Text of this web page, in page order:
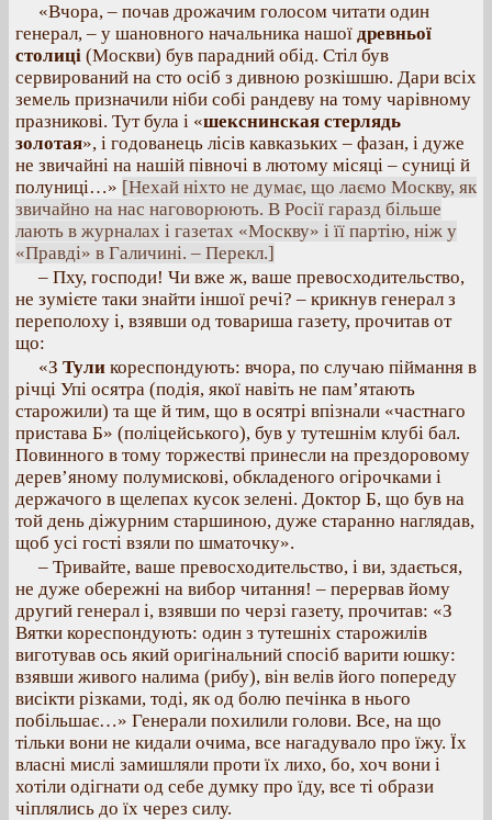
«Вчора, – почав дрожачим голосом читати один
генерал, – у шановного начальника нашої древньої
столиці (Москви) був парадний обід. Стіл був
сервирований на сто осіб з дивною розкішшю. Дари всіх
земель призначили ніби собі рандеву на тому чарівному
празникові. Тут була і «шекснинская стерлядь
золотая», і годованець лісів кавказьких – фазан, і дуже
не звичайні на нашій півночі в лютому місяці – суниці й
полуниці…» [Нехай ніхто не думає, що лаємо Москву, як
звичайно на нас наговорюють. В Росії гаразд більше
лають в журналах і газетах «Москву» і її партію, ніж у
«Правді» в Галичині. – Перекл.]
– Пху, господи! Чи вже ж, ваше превосходительство,
не зумієте таки знайти іншої речі? – крикнув генерал з
переполоху і, взявши од товариша газету, прочитав от
що:
«З Тули кореспондують: вчора, по случаю піймання в
річці Упі осятра (подія, якої навіть не пам’ятають
старожили) та ще й тим, що в осятрі впізнали «частнаго
пристава Б» (поліцейського), був у тутешнім клубі бал.
Повинного в тому торжестві принесли на прездоровому
дерев’яному полумискові, обкладеного огірочками і
держачого в щелепах кусок зелені. Доктор Б, що був на
той день діжурним старшиною, дуже старанно наглядав,
щоб усі гості взяли по шматочку».
– Тривайте, ваше превосходительство, і ви, здається,
не дуже обережні на вибор читання! – перервав йому
другий генерал і, взявши по черзі газету, прочитав: «З
Вятки кореспондують: один з тутешніх старожилів
виготував ось який оригінальний спосіб варити юшку:
взявши живого налима (рибу), він велів його попереду
висікти різками, тоді, як од болю печінка в нього
побільшає…» Генерали похилили голови. Все, на що
тільки вони не кидали очима, все нагадувало про їжу. Їх
власні мислі замишляли проти їх лихо, бо, хоч вони і
хотіли одігнати од себе думку про їду, все ті образи
чіплялись до їх через силу.